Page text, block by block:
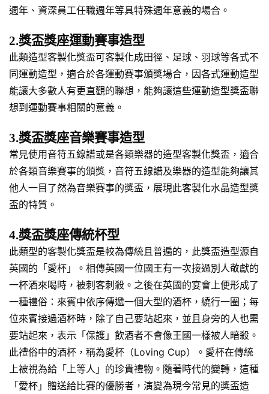
週年、資深員工任職週年等具特殊週年意義的場合。
2.獎盃獎座運動賽事造型
此類造型客製化獎盃可客製化成田徑、足球、羽球等各式不
同運動造型，適合於各運動賽事頒獎場合，因各式運動造型
能讓大多數人有更直觀的聯想，能夠讓這些運動造型獎盃聯
想到運動賽事相關的意義。
3.獎盃獎座音樂賽事造型
常見使用音符五線譜或是各類樂器的造型客製化獎盃，適合
於各類音樂賽事的頒獎，音符五線譜及樂器的造型能夠讓其
他人一目了然為音樂賽事的獎盃，展現此客製化水晶造型獎
盃的特質。
4.獎盃獎座傳統杯型
此類型的客製化獎盃是較為傳統且普遍的，此獎盃造型源自
英國的「愛杯」。相傳英國一位國王有一次接過別人敬獻的
一杯酒來喝時，被刺客刺殺。之後在英國的宴會上便形成了
一種禮俗：來賓中依序傳遞一個大型的酒杯，繞行一圈；每
位來賓接過酒杯時，除了自己要站起來，並且身旁的人也需
要站起來，表示「保護」飲酒者不會像王國一樣被人暗殺。
此禮俗中的酒杯，稱為愛杯（Loving Cup）。愛杯在傳統
上被視為給「上等人」的珍貴禮物。隨著時代的變轉，這種
「愛杯」贈送給比賽的優勝者，演變為現今常見的獎盃造